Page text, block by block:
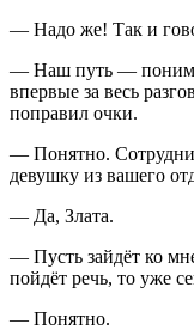
— Надо же! Так и
— Наш путь —
впервые за весь
поправил очки.
— Понятно.
девушку из вашего
— Да, Злата.
— Пусть зайдёт ко
пойдёт речь, то уже
— Понятно.